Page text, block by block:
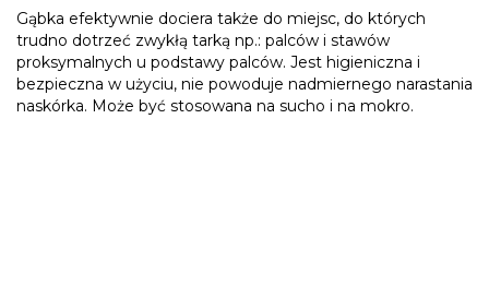
Gąbka efektywnie dociera także do miejsc, do których
trudno dotrzeć zwykłą tarką np.: palców i stawów
proksymalnych u podstawy palców. Jest higieniczna i
bezpieczna w użyciu, nie powoduje nadmiernego narastania
naskórka. Może być stosowana na sucho i na mokro.